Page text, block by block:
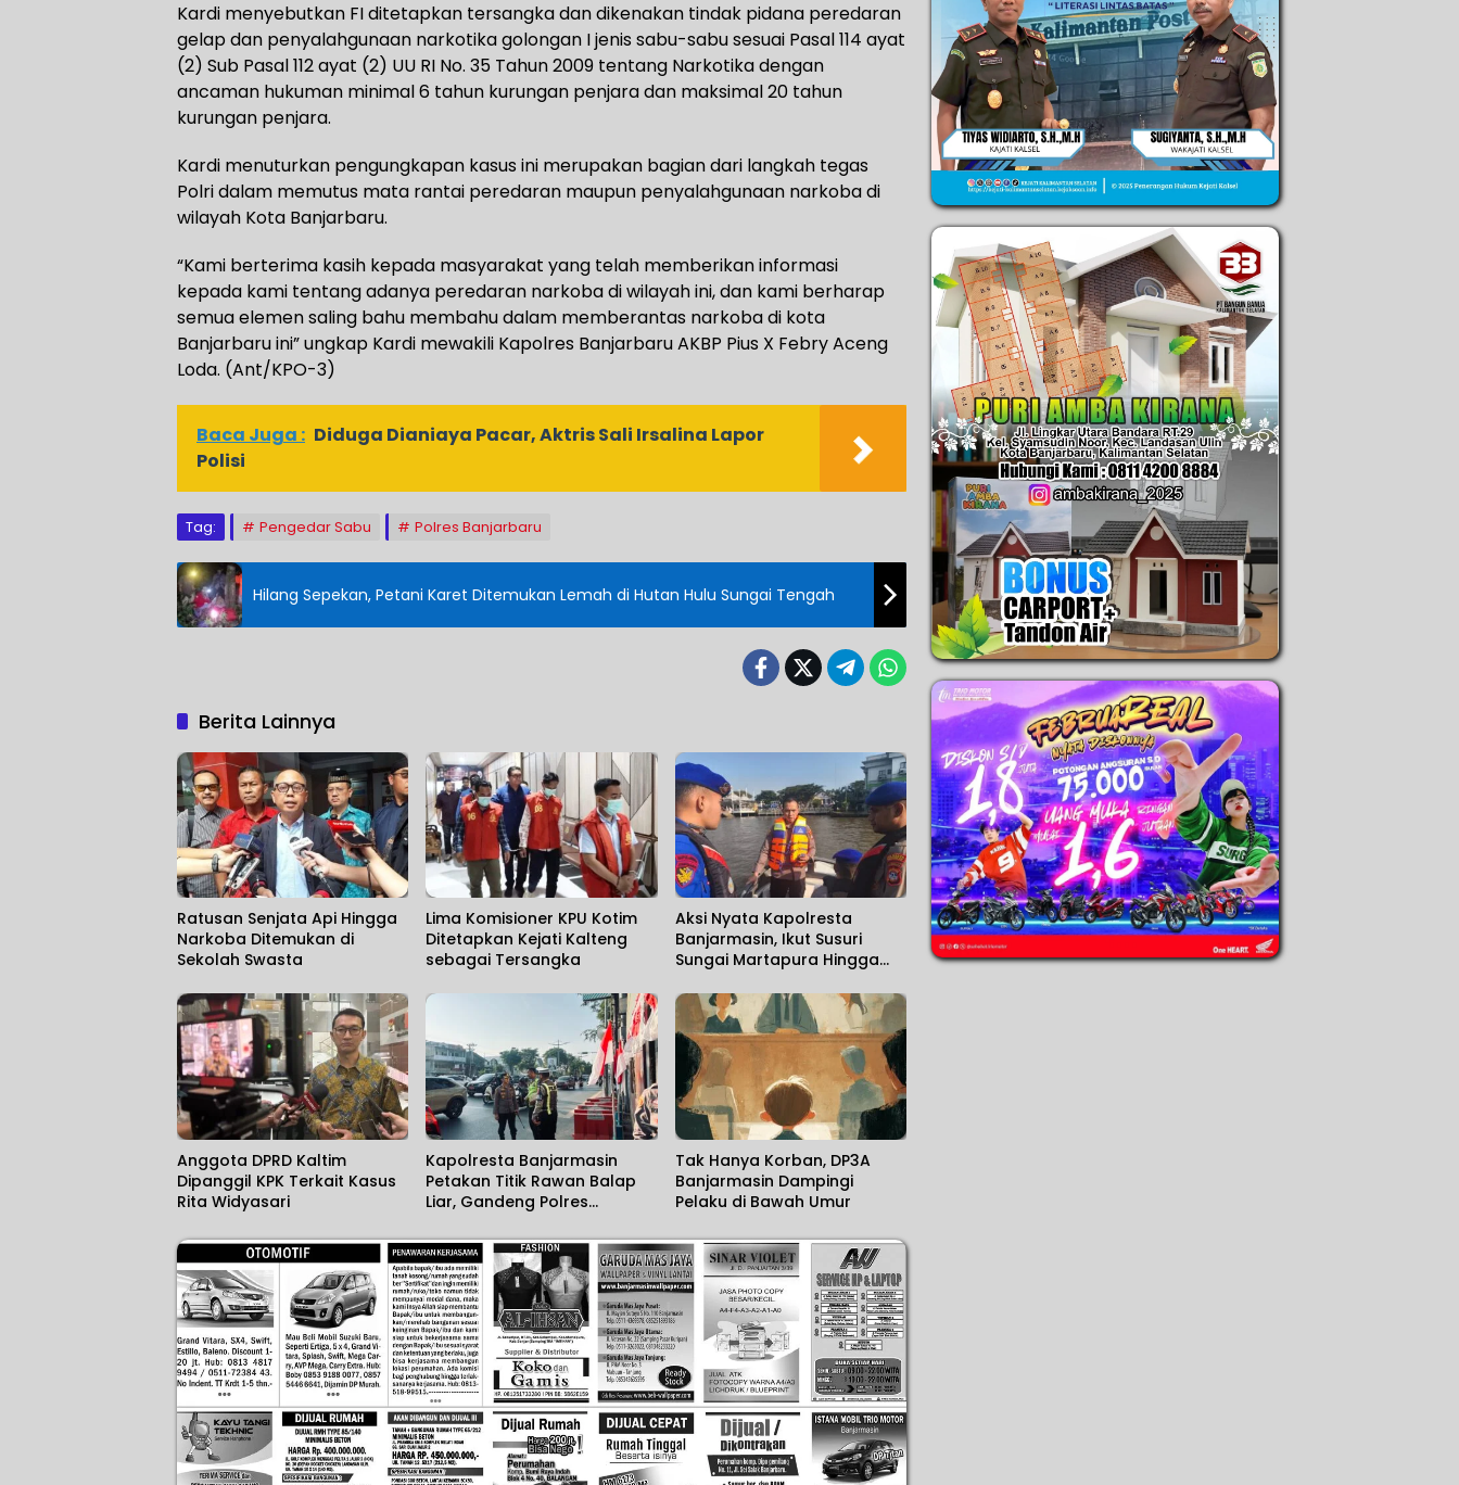
Kardi menyebutkan FI ditetapkan tersangka dan dikenakan tindak pidana peredaran
gelap dan penyalahgunaan narkotika golongan I jenis sabu-sabu sesuai Pasal 114 ayat
(2) Sub Pasal 112 ayat (2) UU RI No. 35 Tahun 2009 tentang Narkotika dengan
ancaman hukuman minimal 6 tahun kurungan penjara dan maksimal 20 tahun
kurungan penjara.
Kardi menuturkan pengungkapan kasus ini merupakan bagian dari langkah tegas
Polri dalam memutus mata rantai peredaran maupun penyalahgunaan narkoba di
wilayah Kota Banjarbaru.
“Kami berterima kasih kepada masyarakat yang telah memberikan informasi
kepada kami tentang adanya peredaran narkoba di wilayah ini, dan kami berharap
semua elemen saling bahu membahu dalam memberantas narkoba di kota
Banjarbaru ini” ungkap Kardi mewakili Kapolres Banjarbaru AKBP Pius X Febry Aceng
Loda. (Ant/KPO-3)
Baca Juga : Diduga Dianiaya Pacar, Aktris Sali Irsalina Lapor
Polisi
Tag: Pengedar Sabu Polres Banjarbaru
Hilang Sepekan, Petani Karet Ditemukan Lemah di Hutan Hulu Sungai Tengah
Berita Lainnya
Ratusan Senjata Api Hingga
Narkoba Ditemukan di
Sekolah Swasta
Lima Komisioner KPU Kotim
Ditetapkan Kejati Kalteng
sebagai Tersangka
Aksi Nyata Kapolresta
Banjarmasin, Ikut Susuri
Sungai Martapura Hingga
Ditemukan
Anggota DPRD Kaltim
Dipanggil KPK Terkait Kasus
Rita Widyasari
Kapolresta Banjarmasin
Petakan Titik Rawan Balap
Liar, Gandeng Polres
Pencegahan
Tak Hanya Korban, DP3A
Banjarmasin Dampingi
Pelaku di Bawah Umur